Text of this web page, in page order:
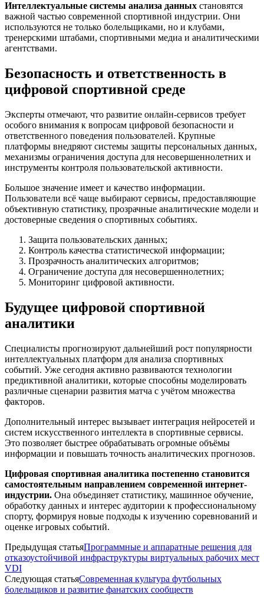
Интеллектуальные системы анализа данных становятся
важной частью современной спортивной индустрии. Они
используются не только болельщиками, но и клубами,
тренерскими штабами, спортивными медиа и аналитическими
агентствами.
Безопасность и ответственность в
цифровой спортивной среде
Эксперты отмечают, что развитие онлайн-сервисов требует
особого внимания к вопросам цифровой безопасности и
ответственного поведения пользователей. Крупные
платформы внедряют системы защиты персональных данных,
механизмы ограничения доступа для несовершеннолетних и
инструменты контроля пользовательской активности.
Большое значение имеет и качество информации.
Пользователи всё чаще выбирают сервисы, предоставляющие
объективную статистику, прозрачные аналитические модели и
достоверные сведения о спортивных событиях.
Защита пользовательских данных;
Контроль качества статистической информации;
Прозрачность аналитических алгоритмов;
Ограничение доступа для несовершеннолетних;
Мониторинг цифровой активности.
Будущее цифровой спортивной
аналитики
Специалисты прогнозируют дальнейший рост популярности
интеллектуальных платформ для анализа спортивных
событий. Уже сегодня активно развиваются технологии
предиктивной аналитики, которые способны моделировать
различные сценарии развития матча с учётом множества
факторов.
Дополнительный интерес вызывает интеграция нейросетей и
систем искусственного интеллекта в спортивные сервисы.
Это позволяет быстрее обрабатывать огромные объёмы
информации и повышать точность аналитических прогнозов.
Цифровая спортивная аналитика постепенно становится
самостоятельным направлением современной интернет-
индустрии. Она объединяет статистику, машинное обучение,
обработку данных и интерес аудитории к профессиональному
спорту, формируя новые подходы к изучению соревнований и
оценке игровых событий.
Предыдущая статьяПрограммные и аппаратные решения для
отказоустойчивой инфраструктуры виртуальных рабочих мест
VDI
Следующая статьяСовременная культура футбольных
болельщиков и развитие фанатских сообществ